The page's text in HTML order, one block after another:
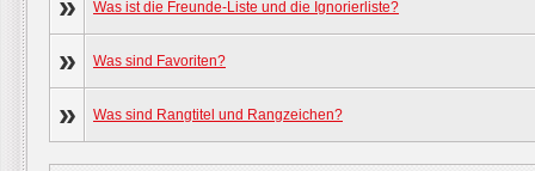
» Was ist die Freunde-Liste und die Ignorierliste?
» Was sind Favoriten?
» Was sind Rangtitel und Rangzeichen?